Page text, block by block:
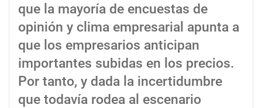
que la mayoría de encuestas de
opinión y clima empresarial apunta a
que los empresarios anticipan
importantes subidas en los precios.
Por tanto, y dada la incertidumbre
que todavía rodea al escenario